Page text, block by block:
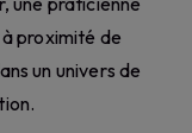
proximité de
un univers de